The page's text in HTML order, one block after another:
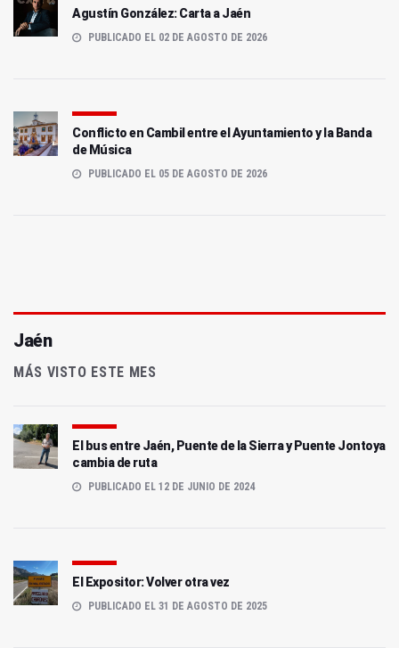
Agustín González: Carta a Jaén
PUBLICADO EL 02 DE AGOSTO DE 2026
Conflicto en Cambil entre el Ayuntamiento y la Banda
de Música
PUBLICADO EL 05 DE AGOSTO DE 2026
Jaén
MÁS VISTO ESTE MES
El bus entre Jaén, Puente de la Sierra y Puente Jontoya
cambia de ruta
PUBLICADO EL 12 DE JUNIO DE 2024
El Expositor: Volver otra vez
PUBLICADO EL 31 DE AGOSTO DE 2025